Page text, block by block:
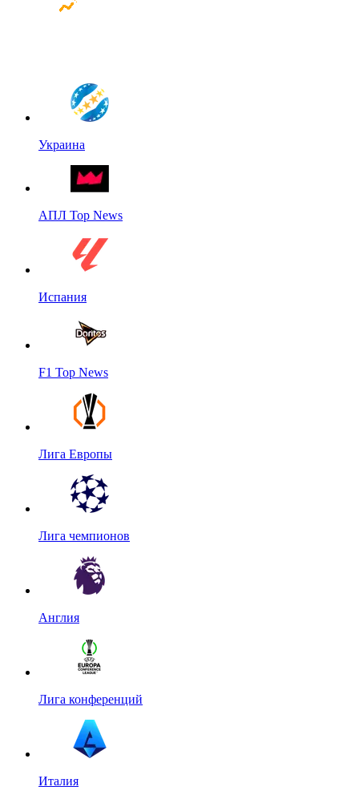
Украина
АПЛ Top News
Испания
F1 Top News
Лига Европы
Лига чемпионов
Англия
Лига конференций
Италия